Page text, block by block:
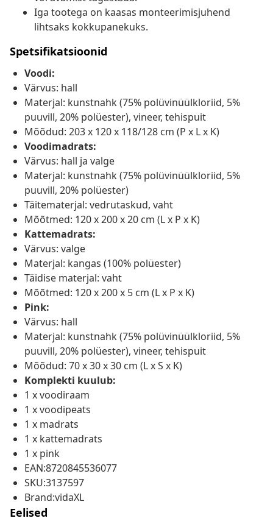
Iga tootega on kaasas monteerimisjuhend
lihtsaks kokkupanekuks.
Spetsifikatsioonid
Voodi:
Värvus: hall
Materjal: kunstnahk (75% polüvinüülkloriid, 5%
puuvill, 20% polüester), vineer, tehispuit
Mõõdud: 203 x 120 x 118/128 cm (P x L x K)
Voodimadrats:
Värvus: hall ja valge
Materjal: kunstnahk (75% polüvinüülkloriid, 5%
puuvill, 20% polüester)
Täitematerjal: vedrutaskud, vaht
Mõõtmed: 120 x 200 x 20 cm (L x P x K)
Kattemadrats:
Värvus: valge
Materjal: kangas (100% polüester)
Täidise materjal: vaht
Mõõtmed: 120 x 200 x 5 cm (L x P x K)
Pink:
Värvus: hall
Materjal: kunstnahk (75% polüvinüülkloriid, 5%
puuvill, 20% polüester), vineer, tehispuit
Mõõdud: 70 x 30 x 30 cm (L x S x K)
Komplekti kuulub:
1 x voodiraam
1 x voodipeats
1 x madrats
1 x kattemadrats
1 x pink
EAN:8720845536077
SKU:3137597
Brand:vidaXL
Eelised